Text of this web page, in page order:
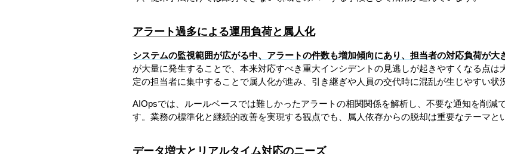
アラート過多による運用負荷と属人化
システムの監視範囲が広がる中、アラートの件数も増加傾向にあり、担当者の対応負荷が大
が大量に発生することで、本来対応すべき重大インシデントの見逃しが起きやすくなる点
定の担当者に集中することで属人化が進み、引き継ぎや人員の交代時に混乱が生じやすい状
AIOpsでは、ルールベースでは難しかったアラートの相関関係を解析し、不要な通知を削減
す。業務の標準化と継続的改善を実現する観点でも、属人依存からの脱却は重要なテーマと
データ増大とリアルタイム対応のニーズ